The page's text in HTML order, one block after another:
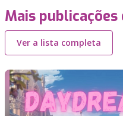
Mais
Ver a lista completa